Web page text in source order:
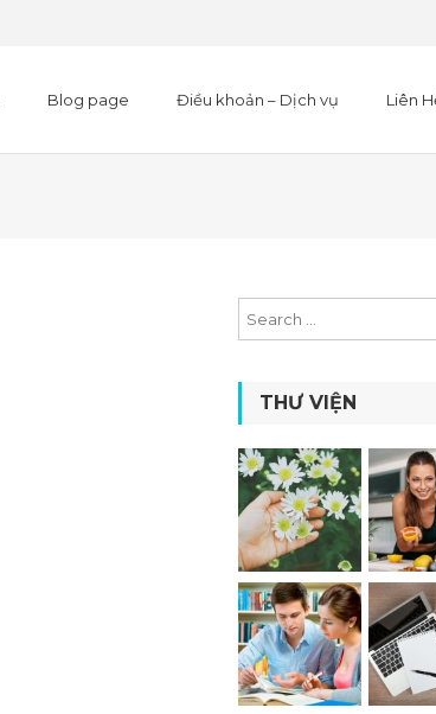
Blog page Điều khoản – Dịch vụ Liên
THƯ VIỆN